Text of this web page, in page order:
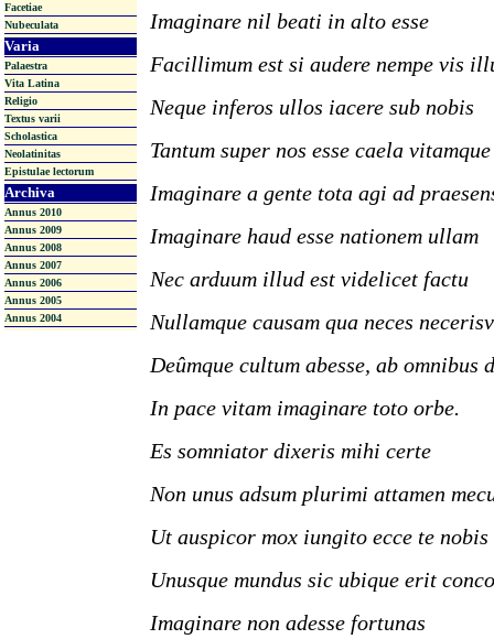
Facetiae
Nubeculata
Varia
Palaestra
Vita Latina
Religio
Textus varii
Scholastica
Neolatinitas
Epistulae lectorum
Archiva
Annus 2010
Annus 2009
Annus 2008
Annus 2007
Annus 2006
Annus 2005
Annus 2004
Imaginare nil beati in alto esse
Facillimum est si audere nempe vis
Neque inferos ullos iacere sub nobis
Tantum super nos esse caela vitamque
Imaginare a gente tota agi ad
Imaginare haud esse nationem ullam
Nec arduum illud est videlicet factu
Nullamque causam qua neces
Deûmque cultum abesse, ab omnibus
In pace vitam imaginare toto orbe.
Es somniator dixeris mihi certe
Non unus adsum plurimi attamen
Ut auspicor mox iungito ecce te nobis
Unusque mundus sic ubique erit
Imaginare non adesse fortunas